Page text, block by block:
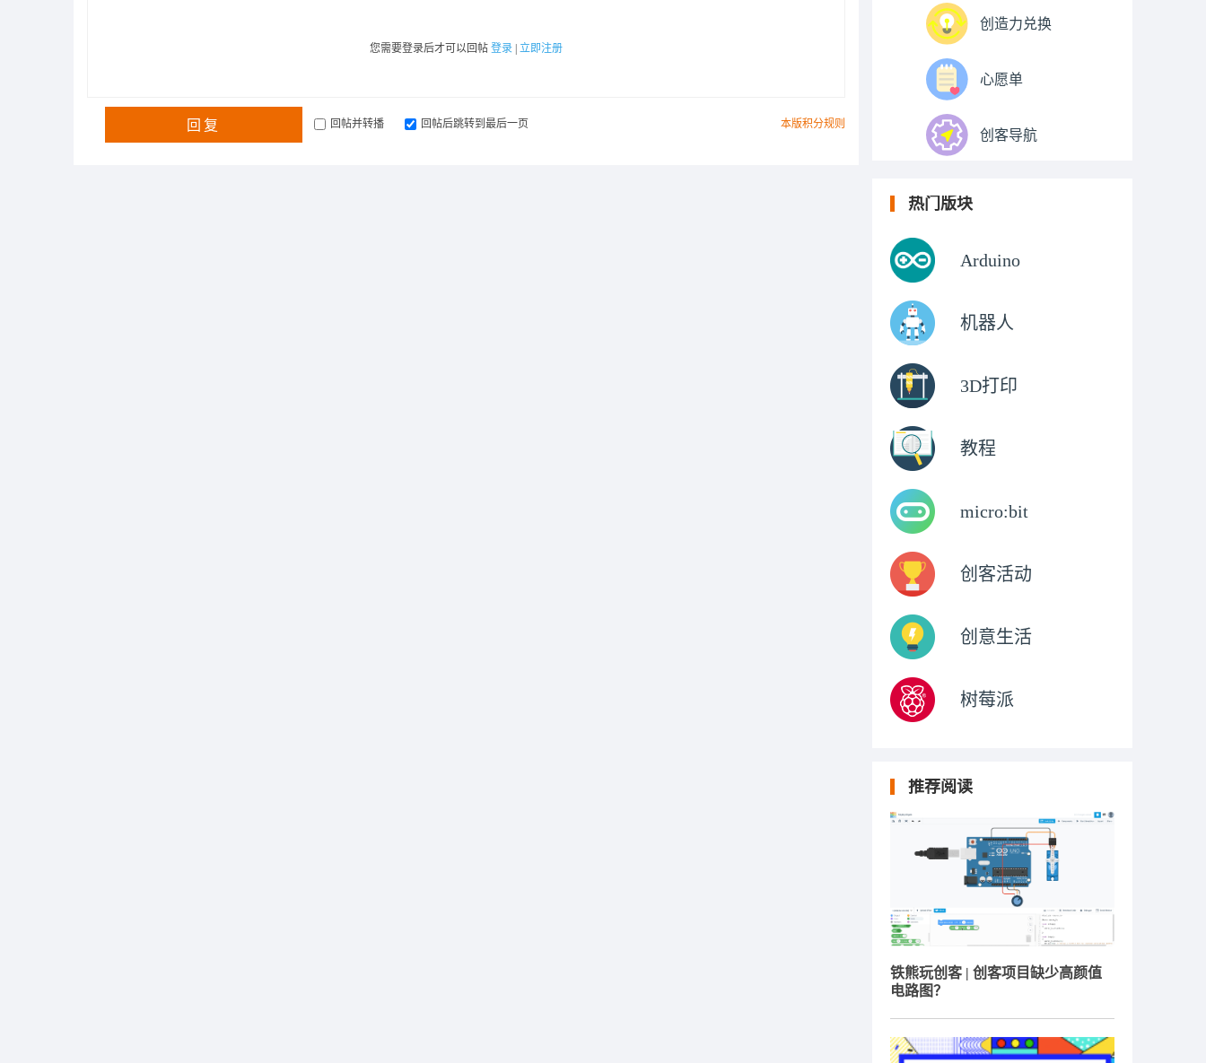
您需要登录后才可以回帖 登录 立即注册
本版积分规则
回复 回帖并转播 回帖后跳转到最后一页
创造力兑换
心愿单
创客导航
热门版块
Arduino
机器人
3D打印
教程
micro:bit
创客活动
创意生活
树莓派
推荐阅读
铁熊玩创客 | 创客项目缺少高颜值
电路图？